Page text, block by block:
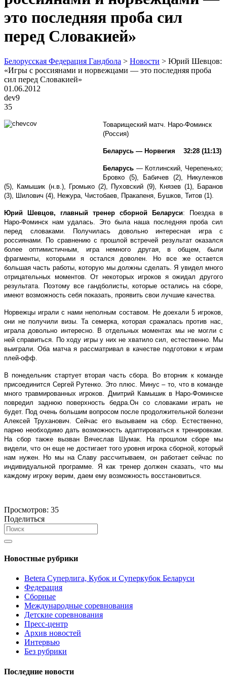
это последняя проба сил
перед Словакией»
Белорусская Федерация Гандбола > Новости > Юрий Шевцов:
«Игры с россиянами и норвежцами — это последняя проба
сил перед Словакией»
01.06.2012
dev9
35
Товарищеский матч. Наро-Фоминск
(Россия)
Беларусь — Норвегия 32:28 (11:13)
Беларусь — Котлинский, Черепенько;
Бровко (5), Бабичев (2), Никуленков
(5), Камышик (н.в.), Громыко (2), Пуховский (9), Князев (1), Баранов
(3), Шилович (4), Нежура, Чистобаев, Пракапеня, Бушков, Титов (1).
Юрий Шевцов, главный тренер сборной Беларуси: Поездка в
Наро-Фоминск нам удалась. Это была наша последняя проба сил
перед словаками. Получилась довольно интересная игра с
россиянами. По сравнению с прошлой встречей результат оказался
более оптимистичным, игра немного другая, в общем, были
фрагменты, которыми я остался доволен. Но все же остается
большая часть работы, которую мы должны сделать. Я увидел много
отрицательных моментов. От некоторых игроков я ожидал другого
результата. Поэтому все гандболисты, которые остались на сборе,
имеют возможность себя показать, проявить свои лучшие качества.
Норвежцы играли с нами неполным составом. Не доехали 5 игроков,
они не получили визы. Та семерка, которая сражалась против нас,
играла довольно интересно. В отдельных моментах мы не могли с
ней справиться. По ходу игры у них не хватило сил, естественно. Мы
выиграли. Оба матча я рассматривал в качестве подготовки к играм
плей-офф.
В понедельник стартует вторая часть сбора. Во вторник к команде
присоединится Сергей Рутенко. Это плюс. Минус – то, что в команде
много травмированных игроков. Дмитрий Камышик в Наро-Фоминске
повредил заднюю поверхность бедра.Он со словаками играть не
будет. Под очень большим вопросом после продолжительной болезни
Алексей Труханович. Сейчас его вызываем на сбор. Естественно,
парню необходимо дать возможность адаптироваться к тренировкам.
На сбор также вызван Вячеслав Шумак. На прошлом сборе мы
видели, что он еще не достигает того уровня игрока сборной, который
нам нужен. Но мы на Славу рассчитываем, он работает сейчас по
индивидуальной программе. Я как тренер должен сказать, что мы
каждому игроку верим, даем ему возможность восстановиться.
Просмотров: 35
Поделиться
Новостные рубрики
Betera Суперлига, Кубок и Суперкубок Беларуси
Федерация
Сборные
Международные соревнования
Детские соревнования
Пресс-центр
Архив новостей
Интервью
Без рубрики
Последние новости